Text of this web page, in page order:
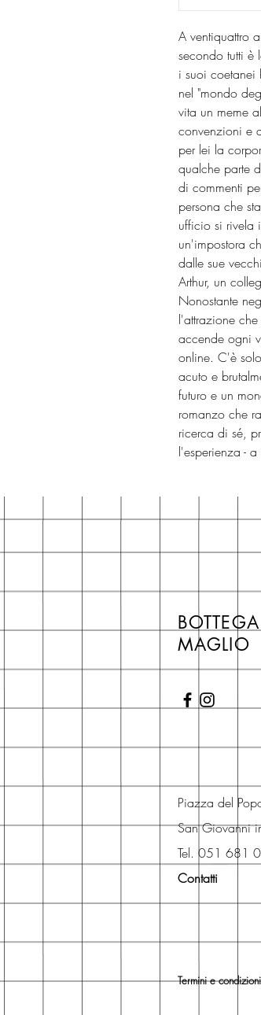
A ventiquattro
secondo tutti è
i suoi coetanei
nel "mondo
vita un meme
convenzioni e
per lei la
qualche parte
di commenti
persona che
ufficio si rivela
un'impostora
dalle sue
Arthur, un
Nonostante
l'attrazione
accende ogni
online. C'è
acuto e
futuro e un
romanzo che
ricerca di sé,
l'esperienza -
BOTTEGA
MAGLIO
Piazza del
San Giovanni
Tel. 051 681
Contatti
Termini e condizioni